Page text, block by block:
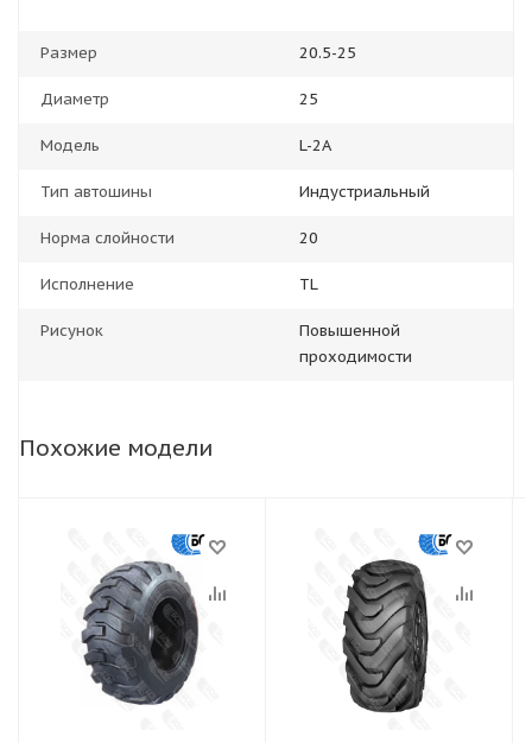
Размер 20.5-25
Диаметр 25
Модель L-2A
Тип автошины Индустриальный
Норма слойности 20
Исполнение TL
Рисунок
Повышенной
проходимости
Похожие модели